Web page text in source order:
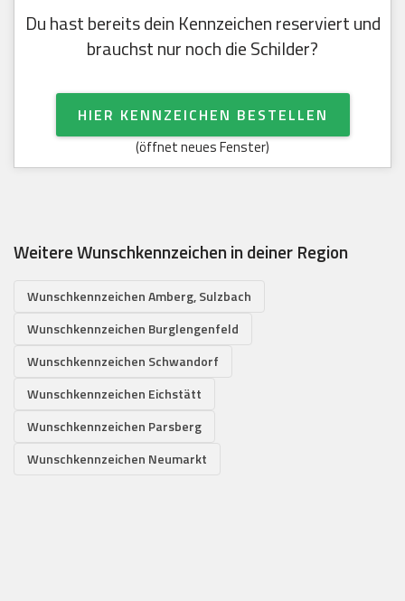
Du hast bereits dein Kennzeichen reserviert und
brauchst nur noch die Schilder?
HIER KENNZEICHEN BESTELLEN
(öffnet neues Fenster)
Weitere Wunschkennzeichen in deiner Region
Wunschkennzeichen Amberg, Sulzbach
Wunschkennzeichen Burglengenfeld
Wunschkennzeichen Schwandorf
Wunschkennzeichen Eichstätt
Wunschkennzeichen Parsberg
Wunschkennzeichen Neumarkt